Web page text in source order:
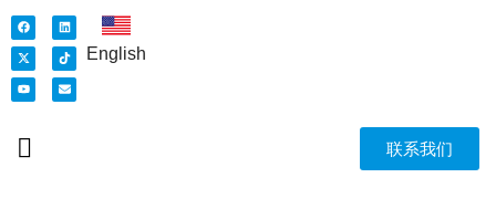
English
联系我们